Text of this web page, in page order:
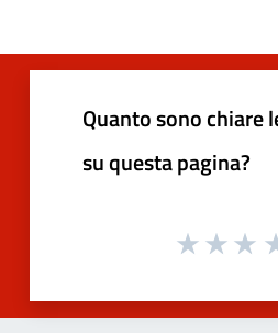
Quanto sono chiare
su questa pagina?